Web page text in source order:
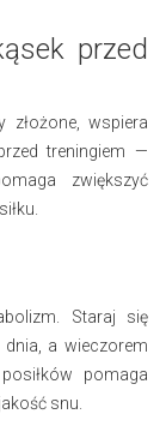
przed
złożone, wspiera
treningiem —
zwiększyć
Staraj się
a wieczorem
pomaga
snu.